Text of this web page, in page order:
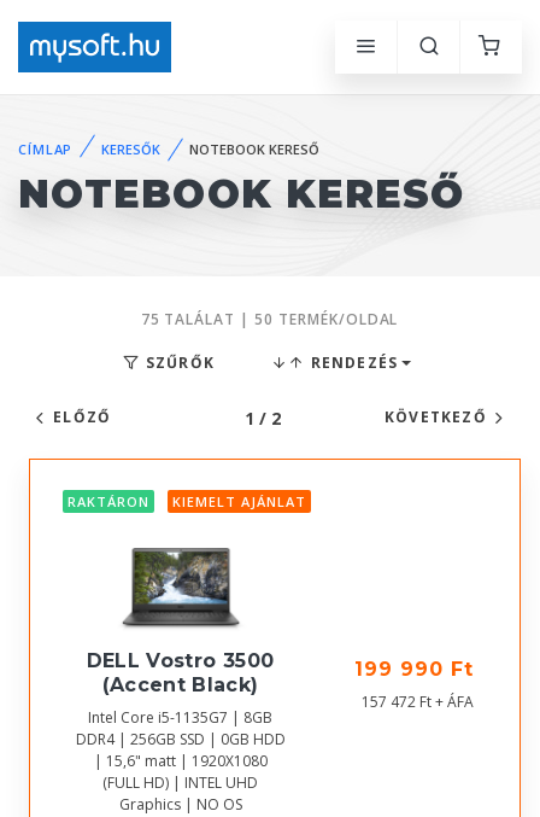
CÍMLAP KERESŐK NOTEBOOK KERESŐ
NOTEBOOK KERESŐ
75 TALÁLAT | 50 TERMÉK/OLDAL
SZŰRŐK RENDEZÉS
ELŐZŐ 1 / 2 KÖVETKEZŐ
RAKTÁRON KIEMELT AJÁNLAT
DELL Vostro 3500
(Accent Black)
Intel Core i5-1135G7 | 8GB
DDR4 | 256GB SSD | 0GB HDD
| 15,6" matt | 1920X1080
(FULL HD) | INTEL UHD
Graphics | NO OS
199 990 Ft
157 472 Ft + ÁFA